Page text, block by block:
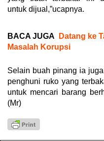
untuk dijual,”ucapnya.
BACA JUGA
Datang ke
Masalah Korupsi
Selain buah pinang ia
penghuni ruko yang
untuk mencari barang
(Mr)